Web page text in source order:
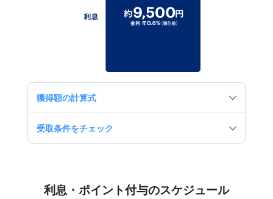
獲得額の計算式
受取条件をチェック
利息・ポイント付与のスケジュール